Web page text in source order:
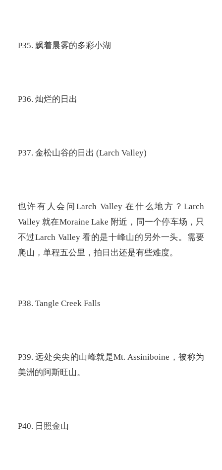
P35. 飘着晨雾的多彩小湖
P36. 灿烂的日出
P37. 金松山谷的日出 (Larch Valley)
也许有人会问 Larch Valley在什么地方？Larch
Valley就在Moraine Lake 附近，同一个停车场，只
不过Larch Valley看的是十峰山的另外一头。需要
爬山，单程五公里，拍日出还是有些难度。
P38. Tangle Creek Falls
P39.远处尖尖的山峰就是Mt. Assiniboine ，被称为
美洲的阿斯旺山。
P40. 日照金山